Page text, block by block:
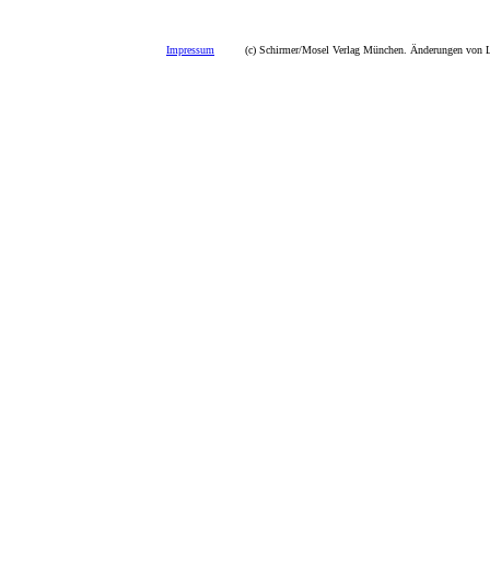
Impressum (c) Schirmer/Mosel Verlag München. Änderungen von